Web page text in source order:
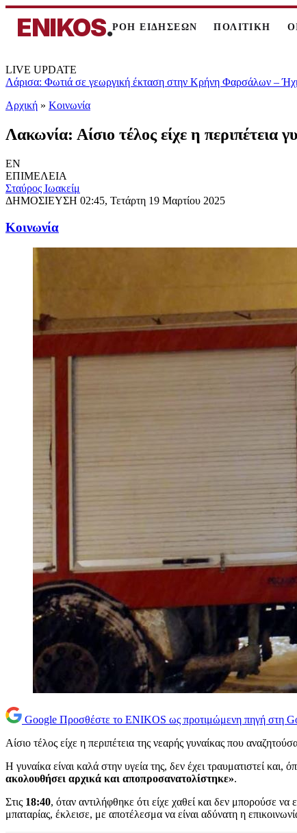
ENIKOS.ΡΟΗ ΕΙΔΗΣΕΩΝ ΠΟΛΙΤΙΚΗ
LIVE UPDATE
Λάρισα: Φωτιά σε γεωργική έκταση στην Κρήνη Φαρσάλων –
Αρχική » Κοινωνία
Λακωνία: Αίσιο τέλος είχε η περιπέτεια
EN
ΕΠΙΜΕΛΕΙΑ
Σταύρος Ιωακείμ
ΔΗΜΟΣΙΕΥΣΗ 02:45, Τετάρτη 19 Μαρτίου 2025
Κοινωνία
Google Προσθέστε το ENIKOS ως προτιμώμενη πηγή στη
Αίσιο τέλος είχε η περιπέτεια της νεαρής γυναίκας που
Η γυναίκα είναι καλά στην υγεία της, δεν έχει τραυματιστεί και,
ακολουθήσει αρχικά και αποπροσανατολίστηκε».
Στις 18:40, όταν αντιλήφθηκε ότι είχε χαθεί και δεν μπορούσε
μπαταρίας, έκλεισε, με αποτέλεσμα να είναι αδύνατη η